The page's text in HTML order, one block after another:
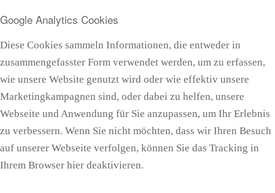
Google Analytics Cookies
Diese Cookies sammeln Informationen, die entweder in
zusammengefasster Form verwendet werden, um zu erfassen,
wie unsere Website genutzt wird oder wie effektiv unsere
Marketingkampagnen sind, oder dabei zu helfen, unsere
Webseite und Anwendung für Sie anzupassen, um Ihr Erlebnis
zu verbessern. Wenn Sie nicht möchten, dass wir Ihren Besuch
auf unserer Webseite verfolgen, können Sie das Tracking in
Ihrem Browser hier deaktivieren.